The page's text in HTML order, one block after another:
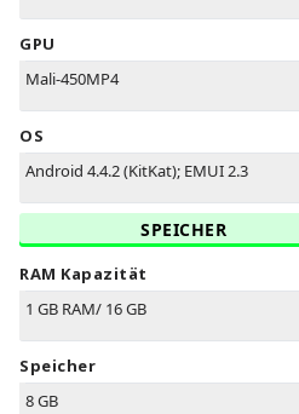
GPU
Mali-450MP4
OS
Android 4.4.2 (KitKat); EMUI 2.3
SPEICHER
RAM Kapazität
1 GB RAM/ 16 GB
Speicher
8 GB